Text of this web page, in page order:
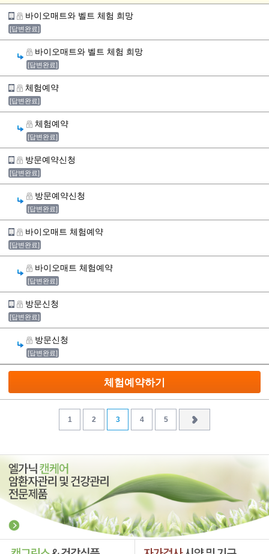
바이오매트와 벨트 체험 희망
[답변완료]
바이오매트와 벨트 체험 희망
[답변완료]
체험예약
[답변완료]
체험예약
[답변완료]
방문예약신청
[답변완료]
방문예약신청
[답변완료]
바이오매트 체험예약
[답변완료]
바이오매트 체험예약
[답변완료]
방문신청
[답변완료]
방문신청
[답변완료]
체험예약하기
1 2 3 4 5